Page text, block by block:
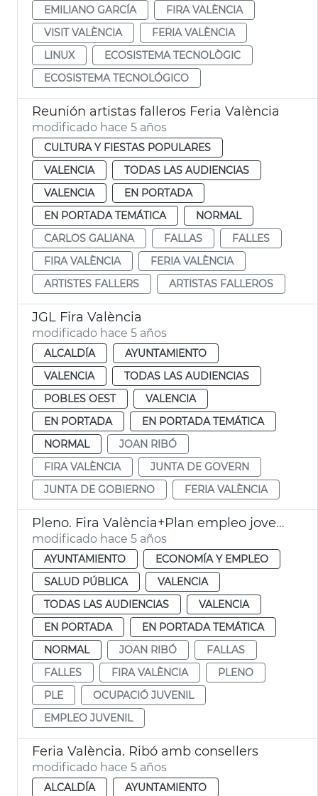
EMILIANO GARCÍA
FIRA VALÈNCIA
VISIT VALÈNCIA
FERIA VALÈNCIA
LINUX
ECOSISTEMA TECNOLÒGIC
ECOSISTEMA TECNOLÓGICO
Reunión artistas falleros Feria València
modificado hace 5 años
CULTURA Y FIESTAS POPULARES
VALENCIA
TODAS LAS AUDIENCIAS
VALENCIA
EN PORTADA
EN PORTADA TEMÁTICA
NORMAL
CARLOS GALIANA
FALLAS
FALLES
FIRA VALÈNCIA
FERIA VALÈNCIA
ARTISTES FALLERS
ARTISTAS FALLEROS
JGL Fira València
modificado hace 5 años
ALCALDÍA
AYUNTAMIENTO
VALENCIA
TODAS LAS AUDIENCIAS
POBLES OEST
VALENCIA
EN PORTADA
EN PORTADA TEMÁTICA
NORMAL
JOAN RIBÓ
FIRA VALÈNCIA
JUNTA DE GOVERN
JUNTA DE GOBIERNO
FERIA VALÈNCIA
Pleno. Fira València+Plan empleo joven+Ayudas Fallas
modificado hace 5 años
AYUNTAMIENTO
ECONOMÍA Y EMPLEO
SALUD PÚBLICA
VALENCIA
TODAS LAS AUDIENCIAS
VALENCIA
EN PORTADA
EN PORTADA TEMÁTICA
NORMAL
JOAN RIBÓ
FALLAS
FALLES
FIRA VALÈNCIA
PLENO
PLE
OCUPACIÓ JUVENIL
EMPLEO JUVENIL
Feria València. Ribó amb consellers
modificado hace 5 años
ALCALDÍA
AYUNTAMIENTO